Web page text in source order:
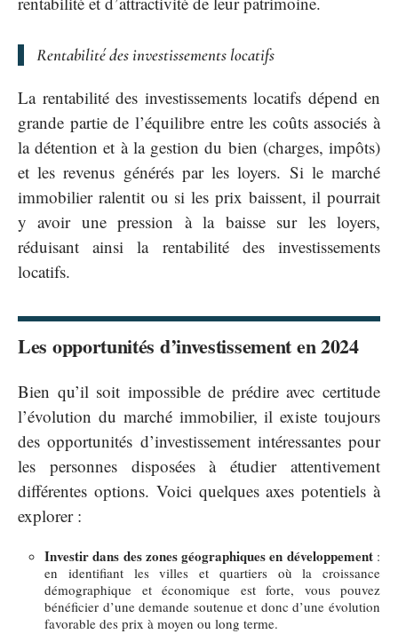
Rentabilité des investissements locatifs
La rentabilité des investissements locatifs dépend en
grande partie de l’équilibre entre les coûts associés à
la détention et à la gestion du bien (charges, impôts)
et les revenus générés par les loyers. Si le marché
immobilier ralentit ou si les prix baissent, il pourrait
y avoir une pression à la baisse sur les loyers,
réduisant ainsi la rentabilité des investissements
locatifs.
Les opportunités d’investissement en 2024
Bien qu’il soit impossible de prédire avec certitude
l’évolution du marché immobilier, il existe toujours
des opportunités d’investissement intéressantes pour
les personnes disposées à étudier attentivement
différentes options. Voici quelques axes potentiels à
explorer :
Investir dans des zones géographiques en développement:
en identifiant les villes et quartiers où la croissance
démographique et économique est forte, vous pouvez
bénéficier d’une demande soutenue et donc d’une évolution
favorable des prix à moyen ou long terme.